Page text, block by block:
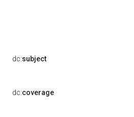
dc:subject
dc:coverage